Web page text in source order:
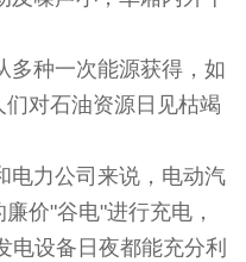
多种一次能源获得，如
对石油资源日见枯竭
电力公司来说，电动汽
价"谷电"进行充电，
电设备日夜都能充分利